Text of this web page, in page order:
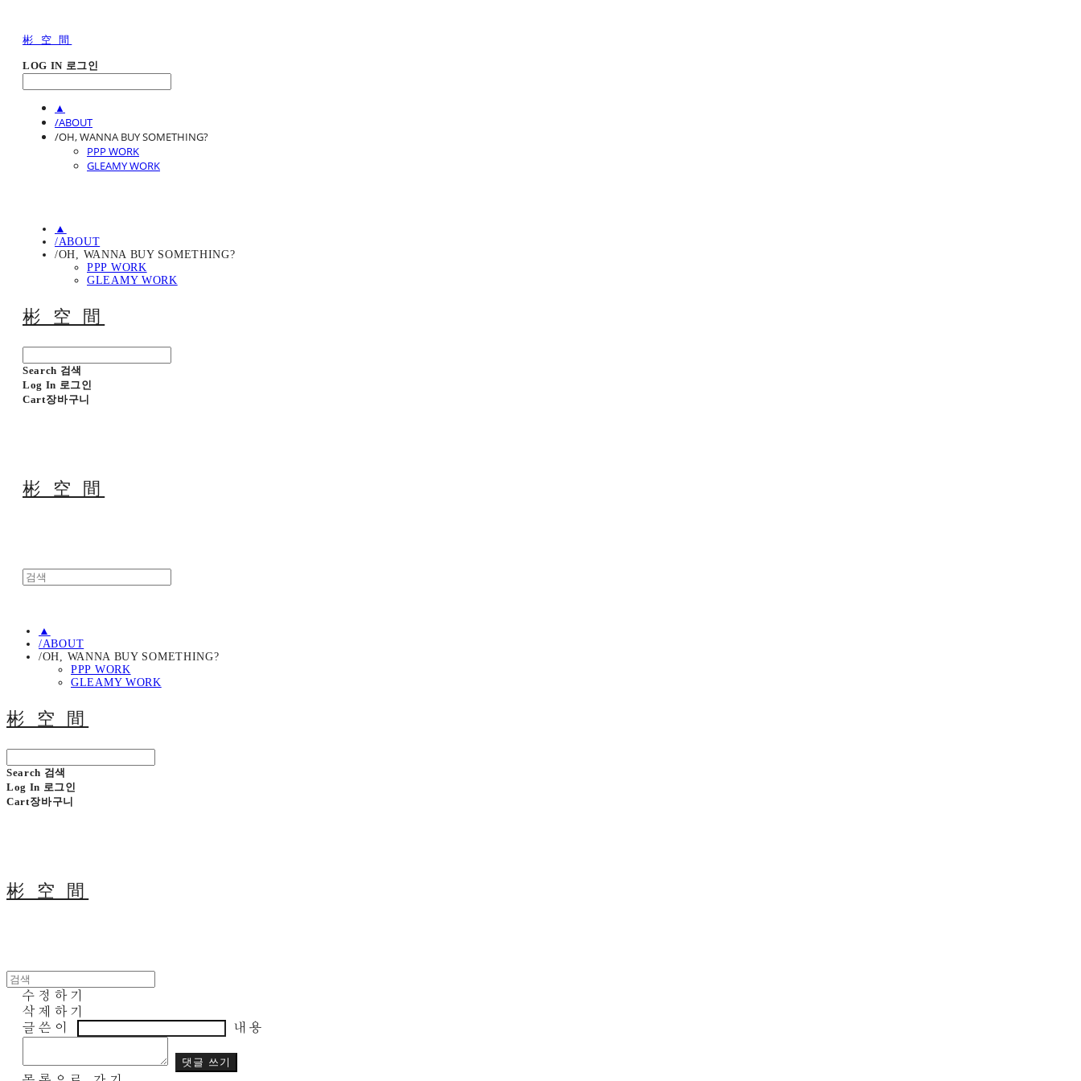
彬 空 間
LOG IN 로그인
▲
/ABOUT
/OH, WANNA BUY SOMETHING?
PPP WORK
GLEAMY WORK
▲
/ABOUT
/OH, WANNA BUY SOMETHING?
PPP WORK
GLEAMY WORK
彬 空 間
Search 검색
Log In 로그인
Cart장바구니
彬 空 間
▲
/ABOUT
/OH, WANNA BUY SOMETHING?
PPP WORK
GLEAMY WORK
彬 空 間
Search 검색
Log In 로그인
Cart장바구니
彬 空 間
수정하기
삭제하기
글쓴이
내용
댓글 쓰기